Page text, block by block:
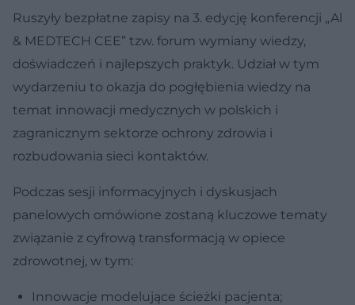
Ruszyły bezpłatne zapisy na 3. edycję konferencji „Al
& MEDTECH CEE” tzw. forum wymiany wiedzy,
doświadczeń i najlepszych praktyk. Udział w tym
wydarzeniu to okazja do pogłębienia wiedzy na
temat innowacji medycznych w polskich i
zagranicznym sektorze ochrony zdrowia i
rozbudowania sieci kontaktów.
Podczas sesji informacyjnych i dyskusjach
panelowych omówione zostaną kluczowe tematy
związanie z cyfrową transformacją w opiece
zdrowotnej, w tym:
Innowacje modelujące ścieżki pacjenta;